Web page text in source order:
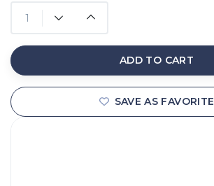
ADD TO CART
SAVE AS FAVORITE